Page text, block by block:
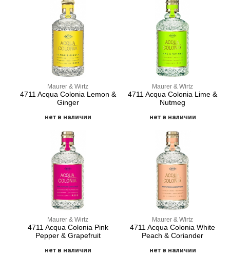
Maurer & Wirtz
4711 Acqua Colonia Lemon &
Ginger
нет в наличии
Maurer & Wirtz
4711 Acqua Colonia Lime &
Nutmeg
нет в наличии
Maurer & Wirtz
4711 Acqua Colonia Pink
Pepper & Grapefruit
нет в наличии
Maurer & Wirtz
4711 Acqua Colonia White
Peach & Coriander
нет в наличии